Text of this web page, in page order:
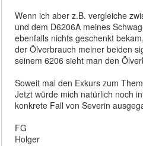
Wenn ich aber z.B. vergleiche
und dem D6206A meines
ebenfalls nichts geschenkt
der Ölverbrauch meiner beiden
seinem 6206 sieht man den
Soweit mal den Exkurs zum
Jetzt würde mich natürlich noch
konkrete Fall von Severin
FG
Holger